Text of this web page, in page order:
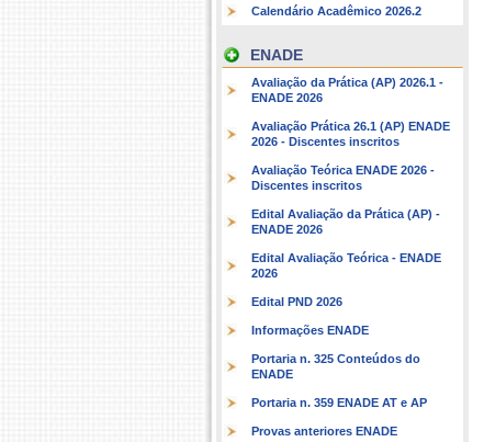
Calendário Acadêmico 2026.2
ENADE
Avaliação da Prática (AP) 2026.1 -
ENADE 2026
Avaliação Prática 26.1 (AP) ENADE
2026 - Discentes inscritos
Avaliação Teórica ENADE 2026 -
Discentes inscritos
Edital Avaliação da Prática (AP) -
ENADE 2026
Edital Avaliação Teórica - ENADE
2026
Edital PND 2026
Informações ENADE
Portaria n. 325 Conteúdos do
ENADE
Portaria n. 359 ENADE AT e AP
Provas anteriores ENADE